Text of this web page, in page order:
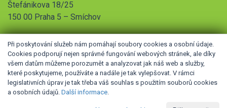
Štefánikova 18/25
150 00 Praha 5 – Smíchov
© 2026 iFORO Group, s.r.o.,
Při poskytování služeb nám pomáhají soubory cookies a osobní údaje.
Cookies podporují nejen správné fungování webových stránek, ale díky
všem datům můžeme porozumět a analyzovat jak náš web a služby,
které poskytujeme, používáte a nadále je tak vylepšovat. V rámci
legislativních úprav je tak třeba váš souhlas s použitím souborů cookies
a osobních údajů. Další informace.